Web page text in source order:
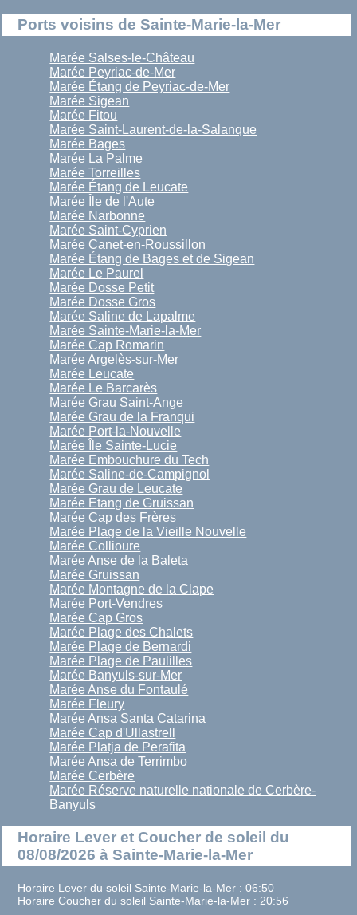
Ports voisins de Sainte-Marie-la-Mer
Marée Salses-le-Château
Marée Peyriac-de-Mer
Marée Étang de Peyriac-de-Mer
Marée Sigean
Marée Fitou
Marée Saint-Laurent-de-la-Salanque
Marée Bages
Marée La Palme
Marée Torreilles
Marée Étang de Leucate
Marée Île de l'Aute
Marée Narbonne
Marée Saint-Cyprien
Marée Canet-en-Roussillon
Marée Étang de Bages et de Sigean
Marée Le Paurel
Marée Dosse Petit
Marée Dosse Gros
Marée Saline de Lapalme
Marée Sainte-Marie-la-Mer
Marée Cap Romarin
Marée Argelès-sur-Mer
Marée Leucate
Marée Le Barcarès
Marée Grau Saint-Ange
Marée Grau de la Franqui
Marée Port-la-Nouvelle
Marée Île Sainte-Lucie
Marée Embouchure du Tech
Marée Saline-de-Campignol
Marée Grau de Leucate
Marée Etang de Gruissan
Marée Cap des Frères
Marée Plage de la Vieille Nouvelle
Marée Collioure
Marée Anse de la Baleta
Marée Gruissan
Marée Montagne de la Clape
Marée Port-Vendres
Marée Cap Gros
Marée Plage des Chalets
Marée Plage de Bernardi
Marée Plage de Paulilles
Marée Banyuls-sur-Mer
Marée Anse du Fontaulé
Marée Fleury
Marée Ansa Santa Catarina
Marée Cap d'Ullastrell
Marée Platja de Perafita
Marée Ansa de Terrimbo
Marée Cerbère
Marée Réserve naturelle nationale de Cerbère-
Banyuls
Horaire Lever et Coucher de soleil du
08/08/2026 à Sainte-Marie-la-Mer
Horaire Lever du soleil Sainte-Marie-la-Mer : 06:50
Horaire Coucher du soleil Sainte-Marie-la-Mer : 20:56